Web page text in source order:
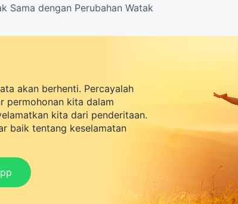
Sama dengan Perubahan Watak
akan berhenti. Percayalah
permohonan kita dalam
kita dari penderitaan.
baik tentang keselamatan